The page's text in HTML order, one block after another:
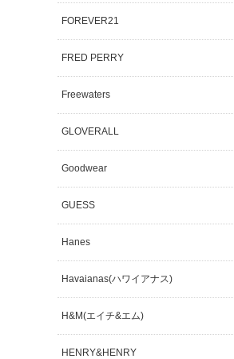
FOREVER21
FRED PERRY
Freewaters
GLOVERALL
Goodwear
GUESS
Hanes
Havaianas(ハワイアナス)
H&M(エイチ&エム)
HENRY&HENRY